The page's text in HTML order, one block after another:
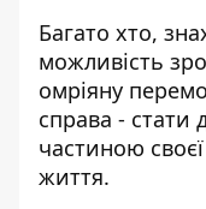
Багато хто,
можливість
омріяну
справа - стати
частиною
життя.